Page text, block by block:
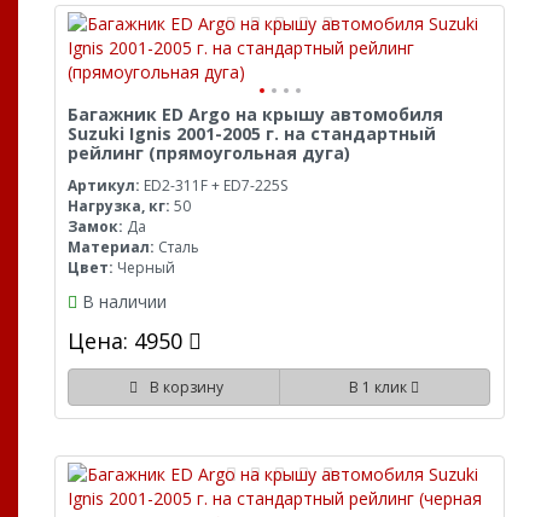
Багажник ED Argo на крышу автомобиля
Suzuki Ignis 2001-2005 г. на стандартный
рейлинг (прямоугольная дуга)
Артикул: ED2-311F + ED7-225S
Нагрузка, кг: 50
Замок: Да
Материал: Сталь
Цвет: Черный
В наличии
Цена: 4950
В корзину В 1 клик